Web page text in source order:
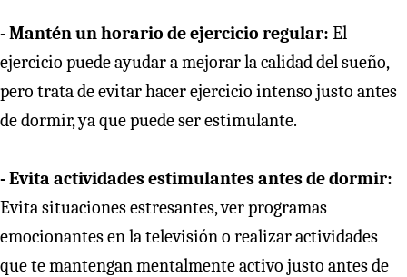
- Mantén un horario de ejercicio regular: El
ejercicio puede ayudar a mejorar la calidad del sueño,
pero trata de evitar hacer ejercicio intenso justo antes
de dormir, ya que puede ser estimulante.
- Evita actividades estimulantes antes de dormir:
Evita situaciones estresantes, ver programas
emocionantes en la televisión o realizar actividades
que te mantengan mentalmente activo justo antes de